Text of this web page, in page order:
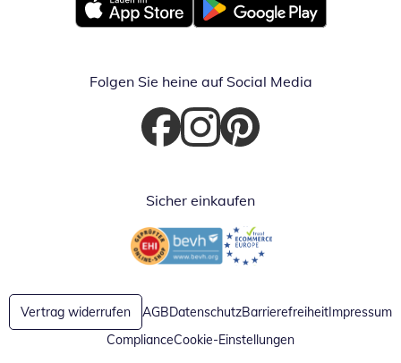
Öffnet in neuem FensterÖffnet in neuem Fenster
Folgen Sie heine auf Social Media
Öffnet in neuem Fenster
Öffnet in neuem Fenster
Öffnet in neuem Fenster
Sicher einkaufen
Öffnet in neuem FensterÖffnet in neuem Fenster
Vertrag widerrufen AGBDatenschutzBarrierefreiheitImpressum
ComplianceCookie-Einstellungen